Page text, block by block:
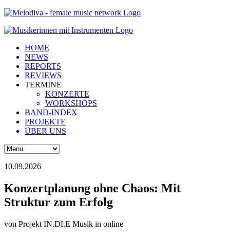
HOME
NEWS
REPORTS
REVIEWS
TERMINE
KONZERTE
WORKSHOPS
BAND-INDEX
PROJEKTE
ÜBER UNS
10.09.2026
Konzertplanung ohne Chaos: Mit
Struktur zum Erfolg
von Projekt IN.DI.E Musik in online